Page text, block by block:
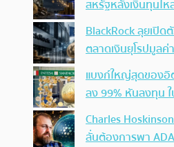
สหรัฐหลังเงินทุนไ
BlackRock ลุยเปิ
ตลาดเงินยุโรปมูล
แบงก์ใหญ่สุดของอิ
ลง 99% หันลงทุน
Charles
ลั่นต้องการพา